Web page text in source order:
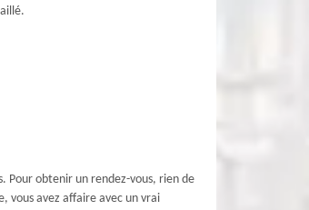
Pour obtenir un rendez-vous, rien de
vous avez affaire avec un vrai